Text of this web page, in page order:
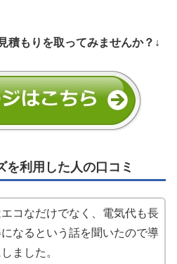
積もりを取ってみませんか？↓
を利用した人の口コミ
コなだけでなく、電気代も長
なるという話を聞いたので導
ました。